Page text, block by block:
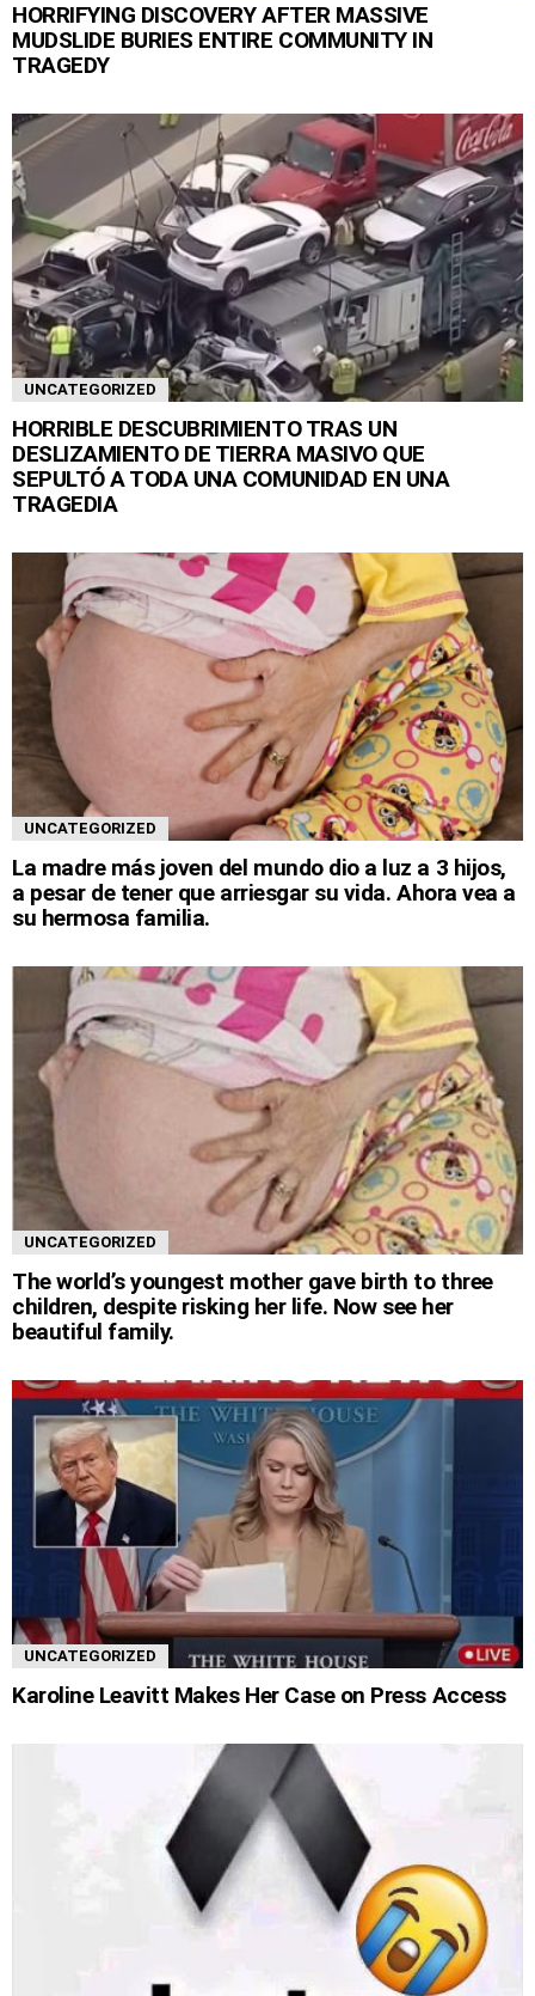
HORRIFYING DISCOVERY AFTER MASSIVE
MUDSLIDE BURIES ENTIRE COMMUNITY IN
TRAGEDY
UNCATEGORIZED
HORRIBLE DESCUBRIMIENTO TRAS UN
DESLIZAMIENTO DE TIERRA MASIVO QUE
SEPULTÓ A TODA UNA COMUNIDAD EN UNA
TRAGEDIA
UNCATEGORIZED
La madre más joven del mundo dio a luz a 3 hijos,
a pesar de tener que arriesgar su vida. Ahora vea a
su hermosa familia.
UNCATEGORIZED
The world’s youngest mother gave birth to three
children, despite risking her life. Now see her
beautiful family.
UNCATEGORIZED
Karoline Leavitt Makes Her Case on Press Access